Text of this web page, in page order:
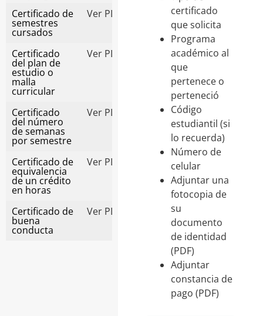
Certificado de
semestres
cursados
Ver PDF
Certificado
del plan de
estudio o
malla
curricular
Ver PDF
Certificado
del número
de semanas
por semestre
Ver PDF
Certificado de
equivalencia
de un crédito
en horas
Ver PDF
Certificado de
buena
conducta
Ver PDF
certificado
que solicita
Programa
académico al
que
pertenece o
perteneció
Código
estudiantil (si
lo recuerda)
Número de
celular
Adjuntar una
fotocopia de
su
documento
de identidad
(PDF)
Adjuntar
constancia de
pago (PDF)